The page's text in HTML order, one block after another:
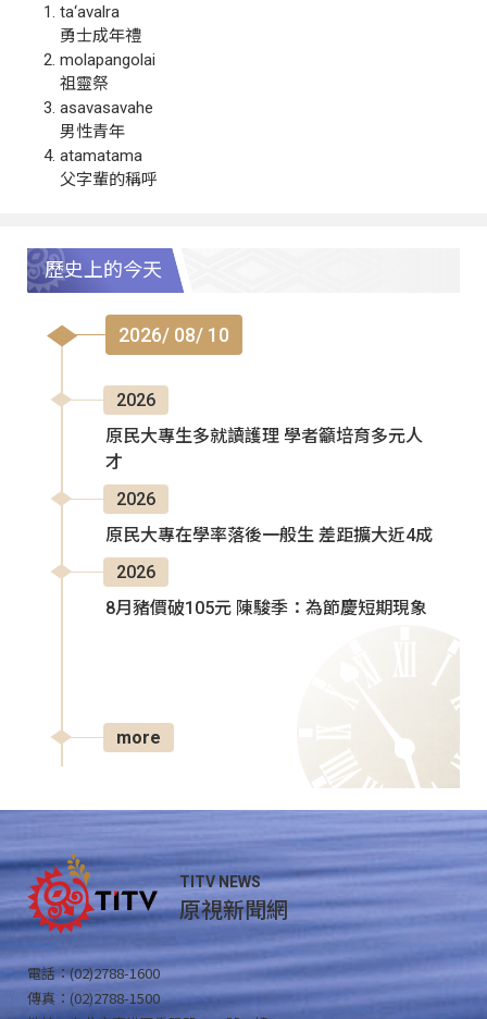
ta‘avalra
勇士成年禮
molapangolai
祖靈祭
asavasavahe
男性青年
atamatama
父字輩的稱呼
歷史上的今天
2026/ 08/ 10
2026
原民大專生多就讀護理 學者籲培育多元人
才
2026
原民大專在學率落後一般生 差距擴大近4成
2026
8月豬價破105元 陳駿季：為節慶短期現象
more
TITV NEWS
原視新聞網
電話：(02)2788-1600
傳真：(02)2788-1500